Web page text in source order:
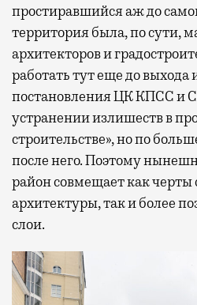
простиравшийся аж до
территория была, по сути,
архитекторов и
работать тут еще до выхода
постановления ЦК КПСС и
устранении излишеств в
строительстве», но по
после него. Поэтому
район совмещает как черты
архитектуры, так и более
слои.